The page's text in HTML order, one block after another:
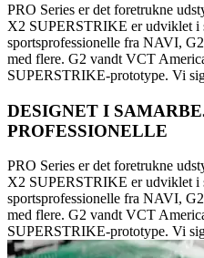
PRO Series er det foretrukne
X2 SUPERSTRIKE er udviklet i
sportsprofessionelle fra NAVI,
med flere. G2 vandt VCT
SUPERSTRIKE-prototype. Vi
DESIGNET I
PROFESSIONELLE
PRO Series er det foretrukne
X2 SUPERSTRIKE er udviklet i
sportsprofessionelle fra NAVI,
med flere. G2 vandt VCT
SUPERSTRIKE-prototype. Vi